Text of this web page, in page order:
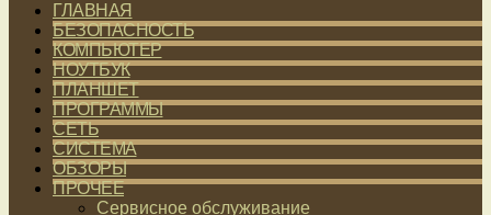
ГЛАВНАЯ
БЕЗОПАСНОСТЬ
КОМПЬЮТЕР
НОУТБУК
ПЛАНШЕТ
ПРОГРАММЫ
СЕТЬ
СИСТЕМА
ОБЗОРЫ
ПРОЧЕЕ
Сервисное обслуживание